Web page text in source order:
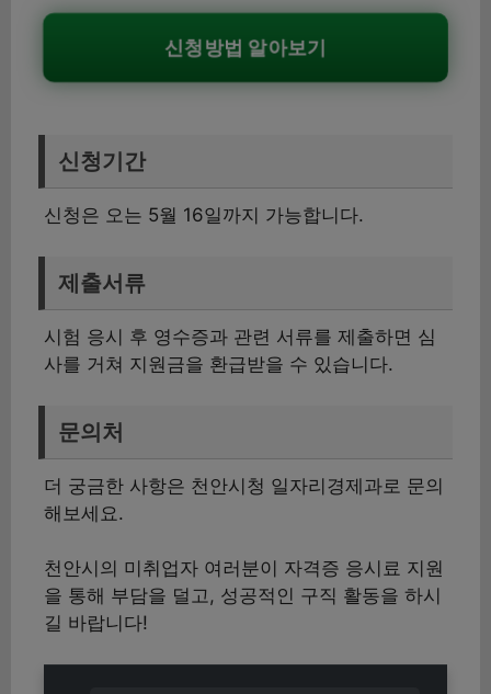
신청방법 알아보기
신청기간
신청은 오는 5월 16일까지 가능합니다.
제출서류
시험 응시 후 영수증과 관련 서류를 제출하면 심
사를 거쳐 지원금을 환급받을 수 있습니다.
문의처
더 궁금한 사항은 천안시청 일자리경제과로 문의
해보세요.
천안시의 미취업자 여러분이 자격증 응시료 지원
을 통해 부담을 덜고, 성공적인 구직 활동을 하시
길 바랍니다!